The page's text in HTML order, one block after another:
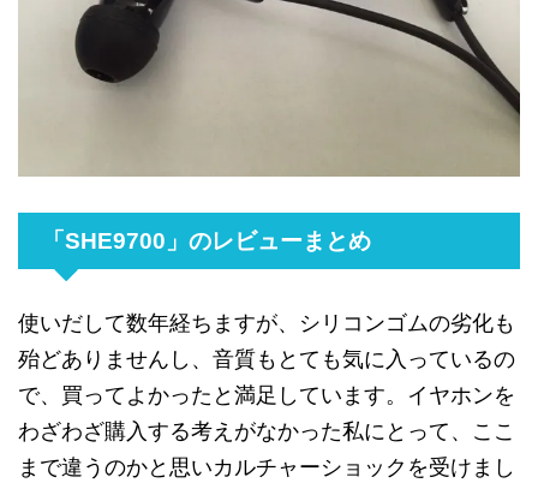
「SHE9700」のレビューまとめ
使いだして数年経ちますが、 シリコンゴムの劣化も
殆どありませんし 、 音質も とても気に入っているの
で、 買って よかったと 満足しています。 イヤホンを
わざわざ購入する考えがなかった私にとって 、 ここ
まで違う のかと 思いカルチャーショックを受けまし